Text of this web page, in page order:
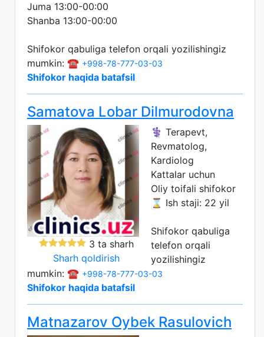
Juma 13:00-00:00
Shanba 13:00-00:00
Shifokor qabuliga telefon orqali yozilishingiz
mumkin: ☎️ +998-78-777-03-03
Shifokor haqida batafsil
Samatova Lobar Dilmurodovna
3 ta sharh
Sharh qoldirish
⚕️ Terapevt,
Revmatolog,
Kardiolog
Kattalar uchun
Oliy toifali shifokor
⌛ Ish staji: 22 yil
Shifokor qabuliga
telefon orqali
yozilishingiz
mumkin: ☎️ +998-78-777-03-03
Shifokor haqida batafsil
Matnazarov Oybek Rasulovich